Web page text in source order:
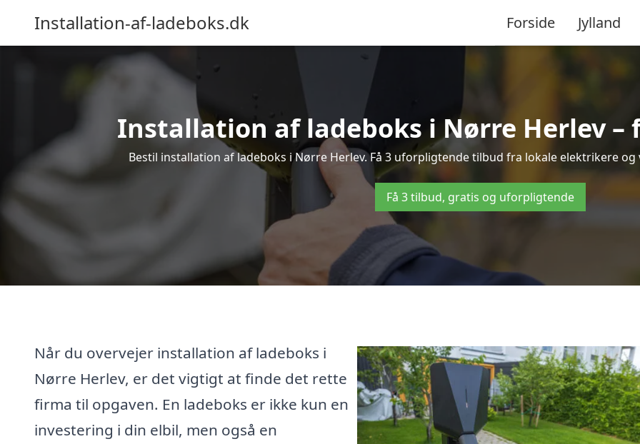
Installation-af-ladeboks.dk Forside Jylland
Installation af ladeboks i Nørre Herlev –
Bestil installation af ladeboks i Nørre Herlev. Få 3 uforpligtende tilbud fra lokale elektrikere
Få 3 tilbud, gratis og uforpligtende
Når du overvejer installation af ladeboks i
Nørre Herlev, er det vigtigt at finde det rette
firma til opgaven. En ladeboks er ikke kun en
investering i din elbil, men også en